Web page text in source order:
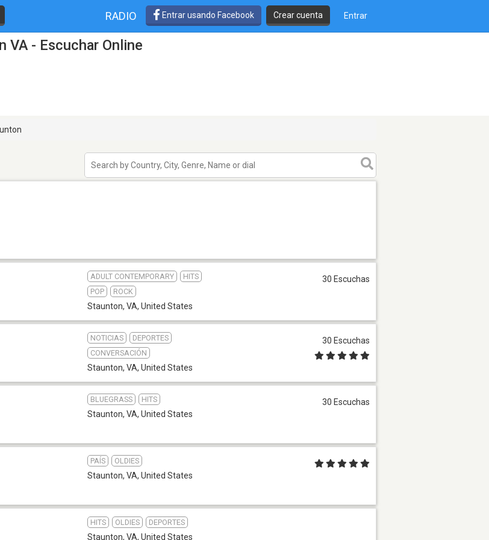
RADIO Entrar usando Facebook Crear cuenta Entrar
VA - Escuchar Online
ADULT CONTEMPORARY
HITS
POP
ROCK
Staunton, VA, United States
30 Escuchas
NOTICIAS
DEPORTES
CONVERSACIÓN
Staunton, VA, United States
30 Escuchas
BLUEGRASS HITS
Staunton, VA, United States
30 Escuchas
PAÍS OLDIES
Staunton, VA, United States
HITS OLDIES DEPORTES
Staunton, VA, United States